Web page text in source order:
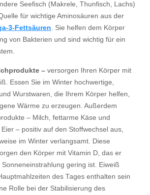
Seefisch (Makrele, Thunfisch, Lachs)
für wichtige Aminosäuren aus der
3-Fettsäuren. Sie helfen dem Körper
von Bakterien und sind wichtig für ein
– versorgen Ihren Körper mit
Essen Sie im Winter hochwertige,
Wurstwaren, die Ihrem Körper helfen,
Wärme zu erzeugen. Außerdem
– Milch, fettarme Käse und
– positiv auf den Stoffwechsel aus,
im Winter verlangsamt. Diese
den Körper mit Vitamin D, das er
gering ist. Eiweiß
des Tages enthalten sein
Rolle bei der Stabilisierung des